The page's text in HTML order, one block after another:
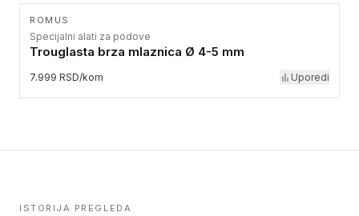
ROMUS
Specijalni alati za podove
Trouglasta brza mlaznica Ø 4-5 mm
7.999 RSD/kom Uporedi
ISTORIJA PREGLEDA